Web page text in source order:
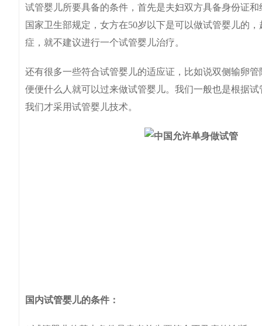
试管婴儿所要具备的条件，首先是夫妇双方具备身份证
国家卫生部规定，女方在50岁以下是可以做试管婴儿的
症，就不建议进行一个试管婴儿治疗。
还有很多一些符合试管婴儿的适应证，比如说双侧输卵
便便什么人就可以过来做试管婴儿。我们一般也是根据
我们才采用试管婴儿技术。
国内试管婴儿的条件：